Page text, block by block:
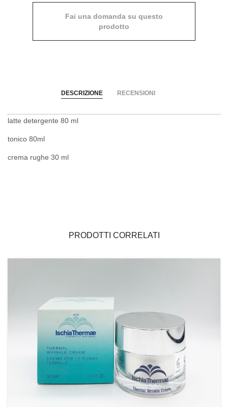
Fai una domanda su questo
prodotto
DESCRIZIONE RECENSIONI
latte detergente 80 ml
tonico 80ml
crema rughe 30 ml
PRODOTTI CORRELATI